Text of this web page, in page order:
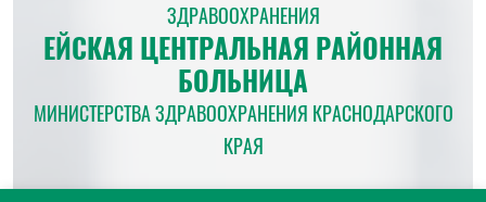
ЗДРАВООХРАНЕНИЯ
ЕЙСКАЯ ЦЕНТРАЛЬНАЯ РАЙОННАЯ
БОЛЬНИЦА
МИНИСТЕРСТВА ЗДРАВООХРАНЕНИЯ КРАСНОДАРСКОГО
КРАЯ